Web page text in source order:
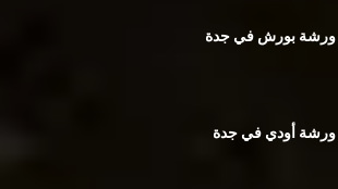
ورشة بورش في جدة
ورشة أودي في جدة